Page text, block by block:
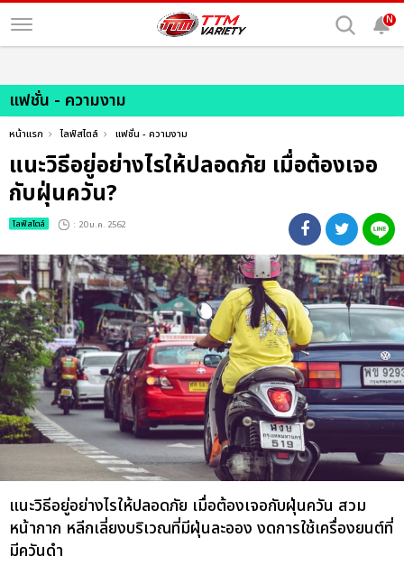
N
แฟชั่น - ความงาม
หน้าแรก ไลฟ์สไตล์ แฟชั่น - ความงาม
แนะวิธีอยู่อย่างไรให้ปลอดภัย เมื่อต้องเจอ
กับฝุ่นควัน?
ไลฟ์สไตล์ : 20 ม.ค. 2562
แนะวิธีอยู่อย่างไรให้ปลอดภัย เมื่อต้องเจอกับฝุ่นควัน สวม
หน้ากาก หลีกเลี่ยงบริเวณที่มีฝุ่นละออง งดการใช้เครื่องยนต์ที่
มีควันดำ